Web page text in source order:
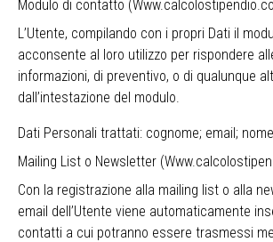
Modulo di contatto
L’Utente, compilando con i propri Dati il
acconsente al loro utilizzo per rispondere
informazioni, di preventivo, o di qualunque
dall’intestazione del modulo.
Dati Personali trattati: cognome; email;
Mailing List o Newsletter
Con la registrazione alla mailing list o alla
email dell’Utente viene automaticamente
contatti a cui potranno essere trasmessi